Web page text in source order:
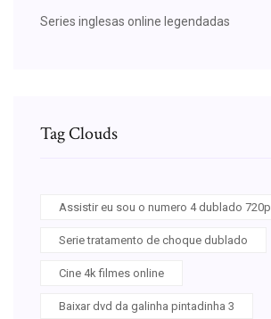
Series inglesas online legendadas
Tag Clouds
Assistir eu sou o numero 4 dublado 720p
Serie tratamento de choque dublado
Cine 4k filmes online
Baixar dvd da galinha pintadinha 3